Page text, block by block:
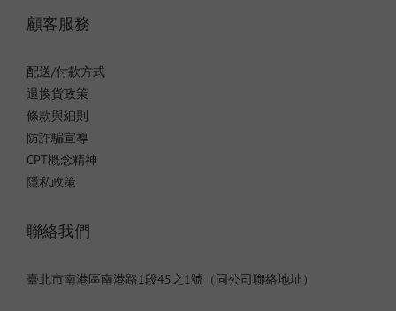
顧客服務
配送/付款方式
退換貨政策
條款與細則
防詐騙宣導
CPT概念精神
隱私政策
聯絡我們
臺北市南港區南港路1段45之1號（同公司聯絡地址）